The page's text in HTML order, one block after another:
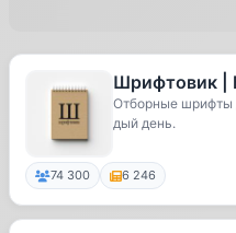
Шрифтовик |
Отборные шрифты
дый день.
74 300 6 246